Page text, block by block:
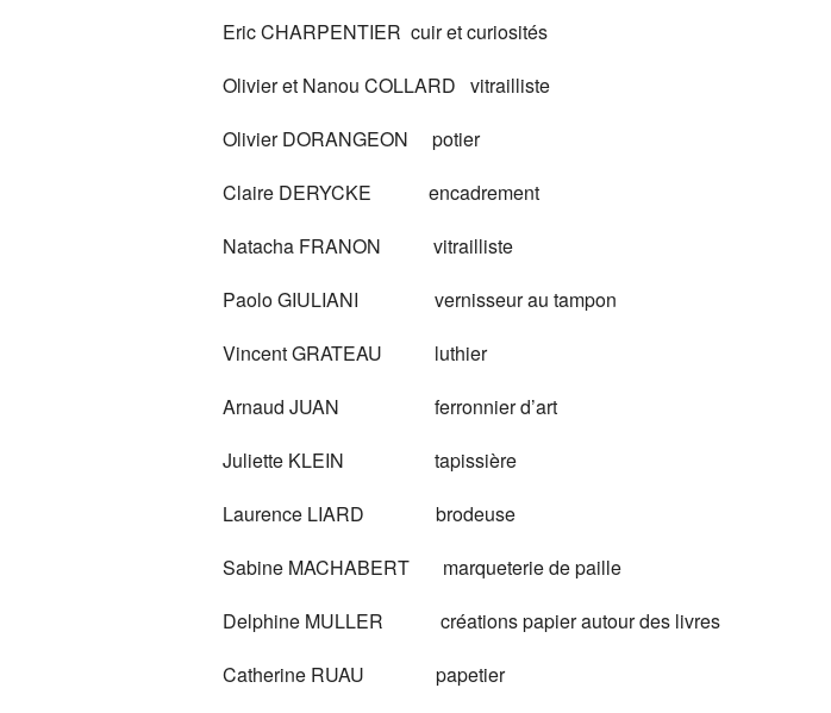
Eric CHARPENTIER cuir et curiosités
Olivier et Nanou COLLARD vitrailliste
Olivier DORANGEON potier
Claire DERYCKE encadrement
Natacha FRANON vitrailliste
Paolo GIULIANI vernisseur au tampon
Vincent GRATEAU luthier
Arnaud JUAN ferronnier d’art
Juliette KLEIN tapissière
Laurence LIARD brodeuse
Sabine MACHABERT marqueterie de paille
Delphine MULLER créations papier autour des livres
Catherine RUAU papetier